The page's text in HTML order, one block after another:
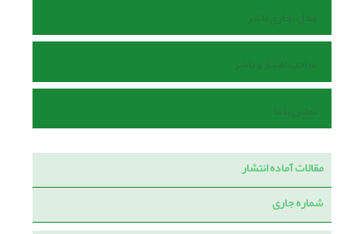
مدل تجاری ناشر
صاحب امتیاز و ناشر
تماس با ما
مقالات آماده انتشار
شماره جاری